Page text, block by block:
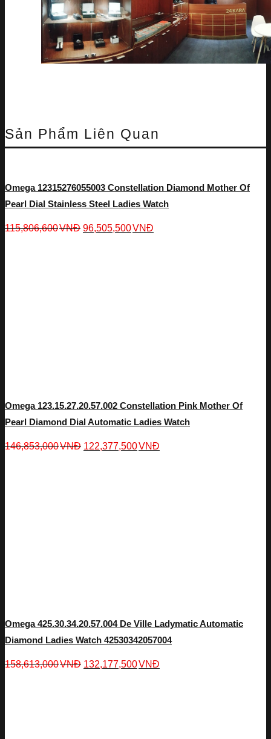
Sản Phẩm Liên Quan
Omega 12315276055003 Constellation Diamond Mother Of
Pearl Dial Stainless Steel Ladies Watch
115,806,600VNĐ 96,505,500VNĐ
Omega 123.15.27.20.57.002 Constellation Pink Mother Of
Pearl Diamond Dial Automatic Ladies Watch
146,853,000VNĐ 122,377,500VNĐ
Omega 425.30.34.20.57.004 De Ville Ladymatic Automatic
Diamond Ladies Watch 42530342057004
158,613,000VNĐ 132,177,500VNĐ